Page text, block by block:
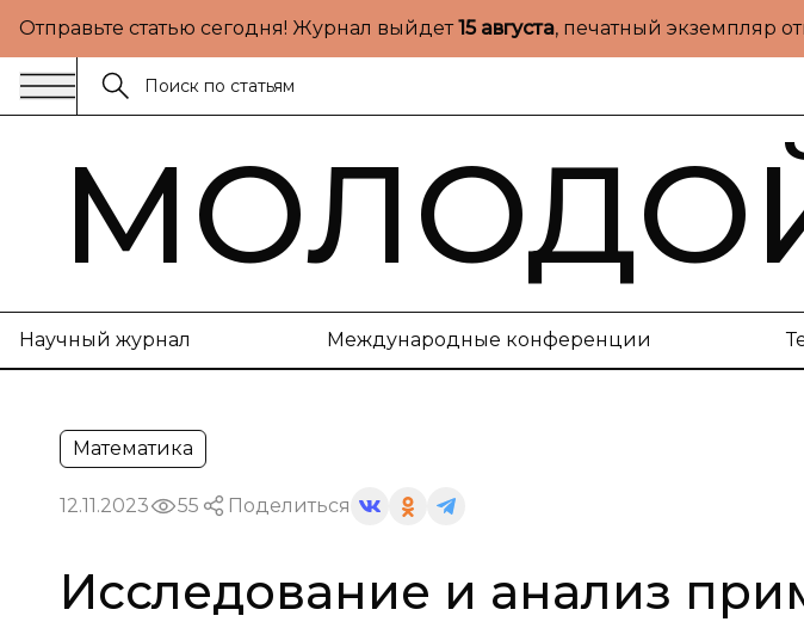
Отправьте статью сегодня! Журнал выйдет15 августа, печатный экземпляр
Научный журнал Международные конференции
Математика
12.11.2023 55 Поделиться
Исследование и анализ